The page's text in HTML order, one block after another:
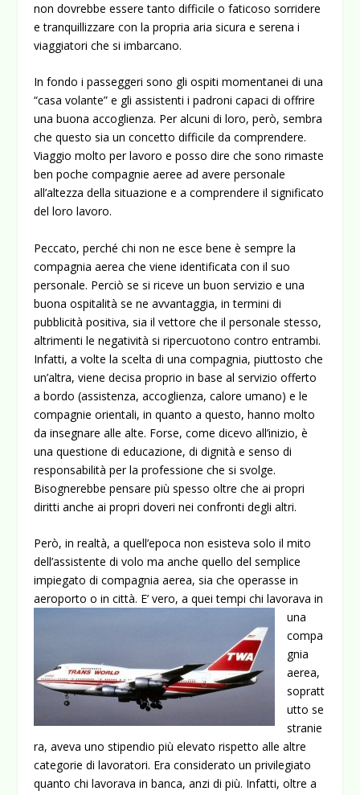
non dovrebbe essere tanto difficile o faticoso sorridere
e tranquillizzare con la propria aria sicura e serena i
viaggiatori che si imbarcano.
In fondo i passeggeri sono gli ospiti momentanei di una
“casa volante” e gli assistenti i padroni capaci di offrire
una buona accoglienza. Per alcuni di loro, però, sembra
che questo sia un concetto difficile da comprendere.
Viaggio molto per lavoro e posso dire che sono rimaste
ben poche compagnie aeree ad avere personale
all’altezza della situazione e a comprendere il significato
del loro lavoro.
Peccato, perché chi non ne esce bene è sempre la
compagnia aerea che viene identificata con il suo
personale. Perciò se si riceve un buon servizio e una
buona ospitalità se ne avvantaggia, in termini di
pubblicità positiva, sia il vettore che il personale stesso,
altrimenti le negatività si ripercuotono contro entrambi.
Infatti, a volte la scelta di una compagnia, piuttosto che
un’altra, viene decisa proprio in base al servizio offerto
a bordo (assistenza, accoglienza, calore umano) e le
compagnie orientali, in quanto a questo, hanno molto
da insegnare alle alte. Forse, come dicevo all’inizio, è
una questione di educazione, di dignità e senso di
responsabilità per la professione che si svolge.
Bisognerebbe pensare più spesso oltre che ai propri
diritti anche ai propri doveri nei confronti degli altri.
Però, in realtà, a quell’epoca non esisteva solo il mito
dell’assistente di volo ma anche quello del semplice
impiegato di compagnia aerea, sia che operasse in
aeroporto o incittà. E’ vero, a quei tempi chi lavorava in
una
compa
gnia
aerea,
sopratt
utto se
stranie
ra, aveva uno stipendio più elevato rispetto alle altre
categorie di lavoratori. Era considerato un privilegiato
quanto chi lavorava in banca, anzi di più. Infatti, oltre a